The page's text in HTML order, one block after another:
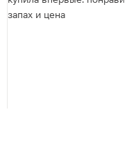
запах и цена